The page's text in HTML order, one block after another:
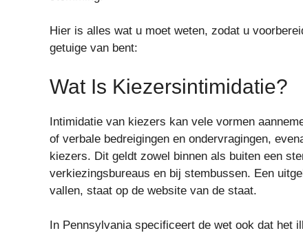
Hier is alles wat u moet weten, zodat u
getuige van bent:
Wat Is Kiezersintimidatie?
Intimidatie van kiezers kan vele vormen
of verbale bedreigingen en ondervragingen,
kiezers. Dit geldt zowel binnen als buiten een
verkiezingsbureaus en bij stembussen. Een
vallen, staat op de website van de staat.
In Pennsylvania specificeert de wet ook dat het